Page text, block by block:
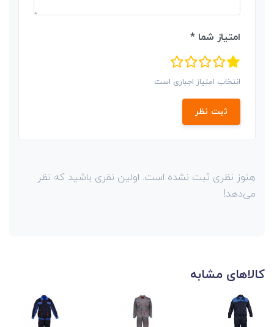
امتیاز شما *
انتخاب امتیاز اجباری است
ثبت نظر
هنوز نظری ثبت نشده است. اولین نفری باشید که نظر
می‌دهد!
کالاهای مشابه